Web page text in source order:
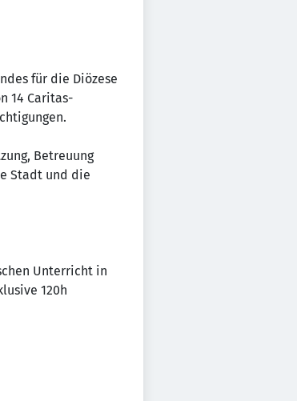
für die Diözese
14 Caritas-
Betreuung
Stadt und die
Unterricht in
120h